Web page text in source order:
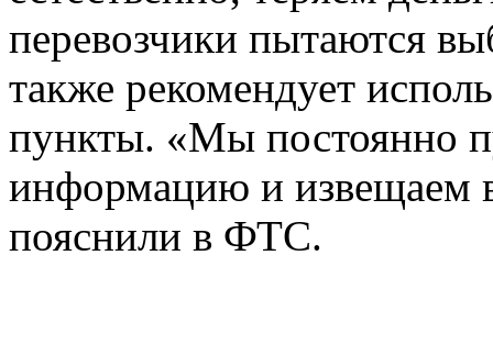
перевозчики пытаются
также рекомендует
пункты. «Мы постоянно
информацию и извещаем
пояснили в ФТС.